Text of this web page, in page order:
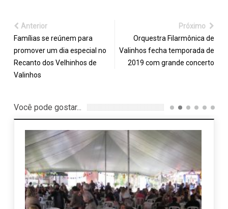
Anterior
Famílias se reúnem para
promover um dia especial no
Recanto dos Velhinhos de
Valinhos
Próximo
Orquestra Filarmônica de
Valinhos fecha temporada de
2019 com grande concerto
Você pode gostar...